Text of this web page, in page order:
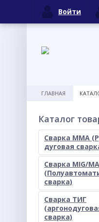
ГЛАВНАЯ
Каталог
Сварка MMA
дуговая
Сварка MIG/
сварка)
Сварка ТИГ
сварка)
Войти